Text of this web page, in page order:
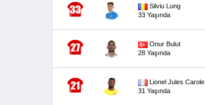
Silviu Lung
33 Yaşında
Onur Bulut
28 Yaşında
Lionel Jules Carole
31 Yaşında